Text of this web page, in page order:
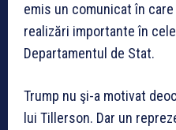
emis un comunicat în
realizări importante în
Departamentul de Stat.
Trump nu şi-a motivat
lui Tillerson. Dar un